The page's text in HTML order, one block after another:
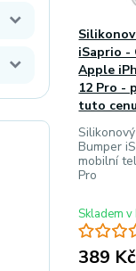
iSaprio -
Apple
12 Pro -
tuto cenu
Bumper
mobilní
Pro
389 Kč
Skladem